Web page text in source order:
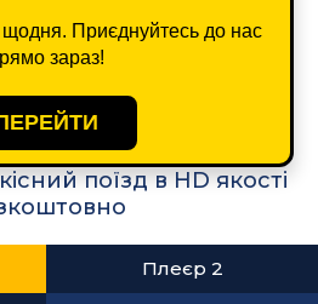
Приєднуйтесь до нас
зараз!
поїзд в HD якості
Плеєр 2